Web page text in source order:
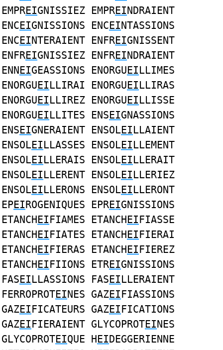
EMPREIGNISSIEZ EMPREINDRAIENT
ENCEIGNISSIONS ENCEINTASSIONS
ENCEINTERAIENT ENFREIGNISSENT
ENFREIGNISSIEZ ENFREINDRAIENT
ENNEIGEASSIONS ENORGUEILLIMES
ENORGUEILLIRAI ENORGUEILLIRAS
ENORGUEILLIREZ ENORGUEILLISSE
ENORGUEILLITES ENSEIGNASSIONS
ENSEIGNERAIENT ENSOLEILLAIENT
ENSOLEILLASSES ENSOLEILLEMENT
ENSOLEILLERAIS ENSOLEILLERAIT
ENSOLEILLERENT ENSOLEILLERIEZ
ENSOLEILLERONS ENSOLEILLERONT
EPEIROGENIQUES EPREIGNISSIONS
ETANCHEIFIAMES ETANCHEIFIASSE
ETANCHEIFIATES ETANCHEIFIERAI
ETANCHEIFIERAS ETANCHEIFIEREZ
ETANCHEIFIIONS ETREIGNISSIONS
FASEILLASSIONS FASEILLERAIENT
FERROPROTEINES GAZEIFIASSIONS
GAZEIFICATEURS GAZEIFICATIONS
GAZEIFIERAIENT GLYCOPROTEINES
GLYCOPROTEIQUE HEIDEGGERIENNE